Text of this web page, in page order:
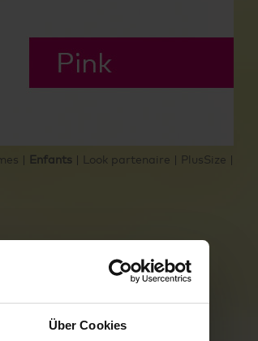
Über Cookies
| Enfants | Look partenaire | PlusSize |